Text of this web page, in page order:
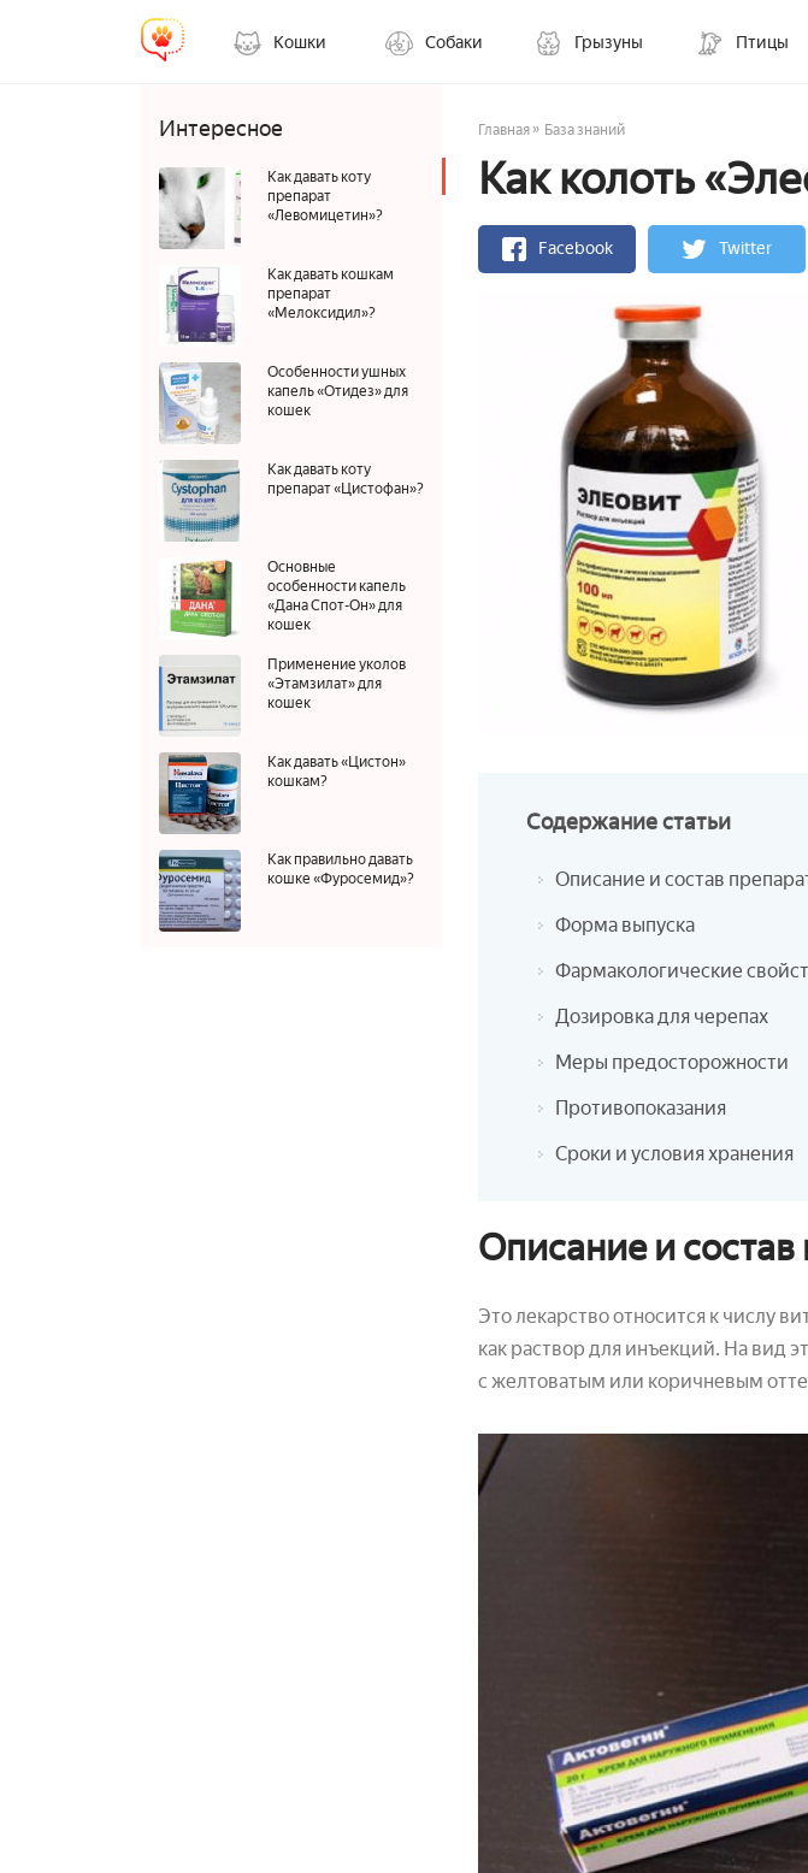
Кошки Собаки Грызуны Птицы
Интересное
Как давать коту
препарат
«Левомицетин»?
Как давать кошкам
препарат
«Мелоксидил»?
Особенности ушных
капель «Отидез» для
кошек
Как давать коту
препарат «Цистофан»?
Основные
особенности капель
«Дана Спот-Он» для
кошек
Применение уколов
«Этамзилат» для
кошек
Как давать «Цистон»
кошкам?
Как правильно давать
кошке «Фуросемид»?
Главная » База знаний
Как колоть
Facebook Twitter
Содержаниестатьи
Описание и состав
Форма выпуска
Фармакологические
Дозировка для черепах
Меры предосторожности
Противопоказания
Сроки и условия хранения
Описание и состав
Это лекарство относится к числу
как раствор для инъекций. На вид
с желтоватым или коричневым